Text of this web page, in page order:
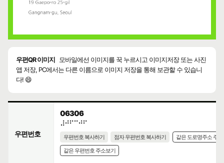
우편QR 이미지
모바일에선 이미지를 꾹 누르시고 이미지저장 또는 사진
앱 저장, PC에서는 다른 이름으로 이미지 저장을 통해 보관할 수 있습니
다! 😄
우편번호
06306
⠼⠚⠋⠉⠚⠋
우편번호 복사하기 점자 우편번호 복사하기
같은 도로명주소 주
같은 우편번호 주소보기